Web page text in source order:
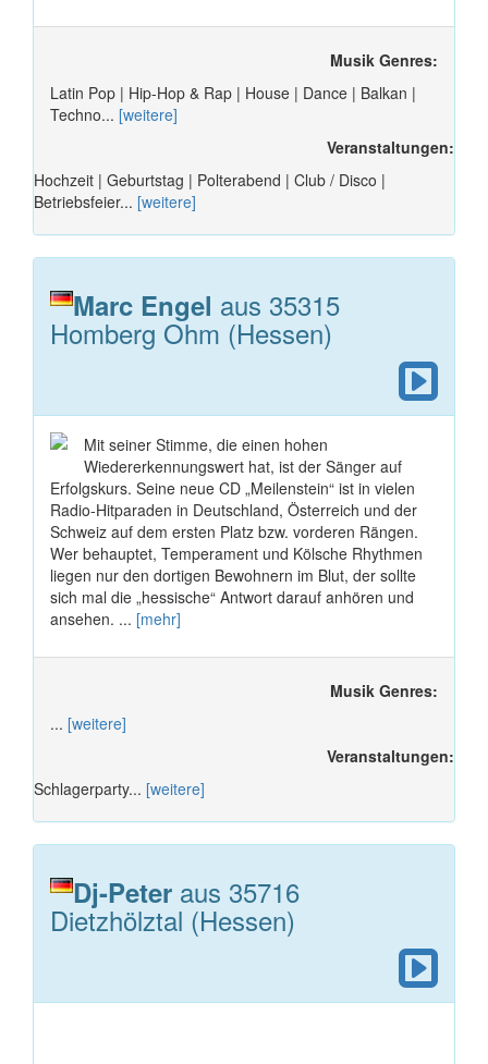
Musik Genres:
Latin Pop | Hip-Hop & Rap | House | Dance | Balkan |
Techno... [weitere]
Veranstaltungen:
Hochzeit | Geburtstag | Polterabend | Club / Disco |
Betriebsfeier... [weitere]
Marc Engel aus 35315
Homberg Ohm (Hessen)
Mit seiner Stimme, die einen hohen
Wiedererkennungswert hat, ist der Sänger auf
Erfolgskurs. Seine neue CD „Meilenstein“ ist in vielen
Radio-Hitparaden in Deutschland, Österreich und der
Schweiz auf dem ersten Platz bzw. vorderen Rängen.
Wer behauptet, Temperament und Kölsche Rhythmen
liegen nur den dortigen Bewohnern im Blut, der sollte
sich mal die „hessische“ Antwort darauf anhören und
ansehen. ... [mehr]
Musik Genres:
... [weitere]
Veranstaltungen:
Schlagerparty... [weitere]
Dj-Peter aus 35716
Dietzhölztal (Hessen)